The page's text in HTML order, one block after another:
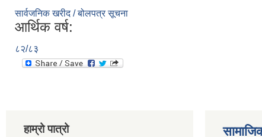
सार्वजनिक खरीद / बोलपत्र सूचना
आर्थिक वर्ष:
८२/८३
हाम्रो पात्रो